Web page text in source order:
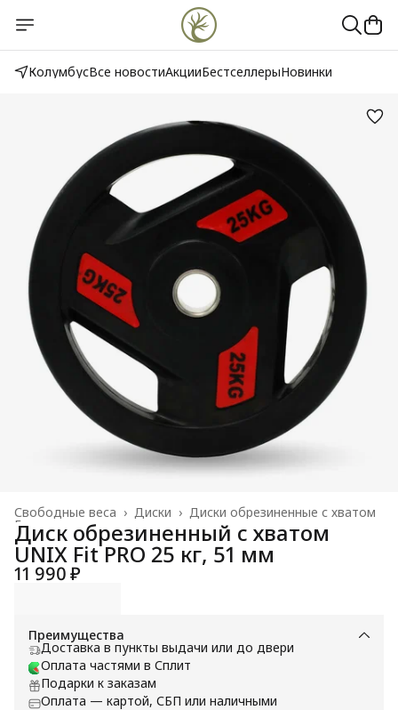
КолумбусВсе новостиАкцииБестселлерыНовинки
Диски обрезиненные с хватом
Диски ›
Свободные веса ›
Главная
Диск обрезиненный c хватом
UNIX Fit PRO 25 кг, 51 мм
11 990 ₽
Преимущества
Доставка в пункты выдачи или до двери
Оплата частями в Сплит
Подарки к заказам
Оплата — картой, СБП или наличными